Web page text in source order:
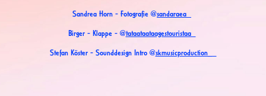
Sandrea Horn - Fotografie @sandaraea
Birger - Klappe - @tataataataagestouristaa
Stefan Köster - Sounddesign Intro @skmusicproduction_